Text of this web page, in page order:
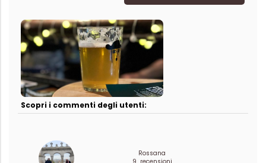
Scopri i commenti degli utenti:
Rossana